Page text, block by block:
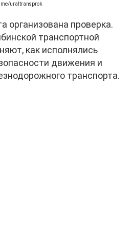
uraltransprok
организована проверка.
транспортной
как исполнялись
движения и
транспорта.